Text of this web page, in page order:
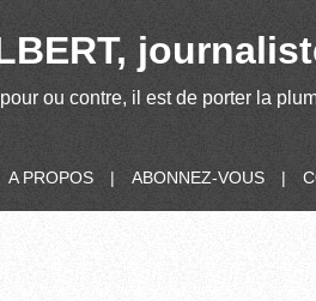
pour ou contre, il est de porter la
A PROPOS | ABONNEZ-VOUS |